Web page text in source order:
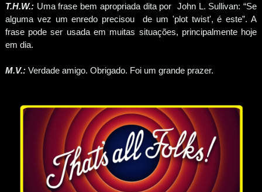
T.H.W.:Uma frase bem apropriada dita por John L. Sullivan: “Se
alguma vez um enredo precisou de um 'plot twist', é este”. A
frase pode ser usada em muitas situações, principalmente hoje
em dia.
M.V.:Verdade amigo. Obrigado. Foi um grande prazer.